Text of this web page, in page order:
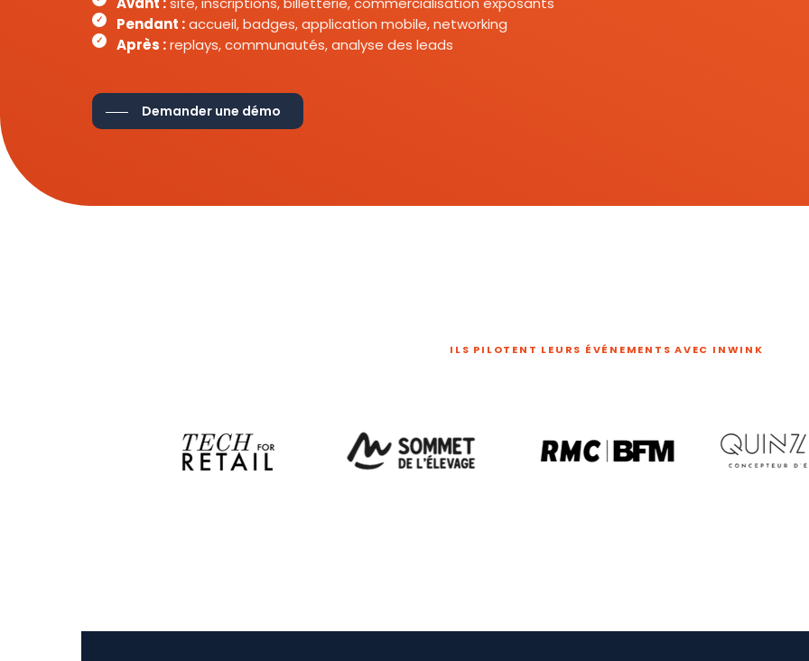
Pendant :accueil, badges, application mobile, networking
Après :replays, communautés, analyse des leads
Demander une démo
ILS PILOTENT LEURS ÉVÉNEMENTS AVEC INWINK